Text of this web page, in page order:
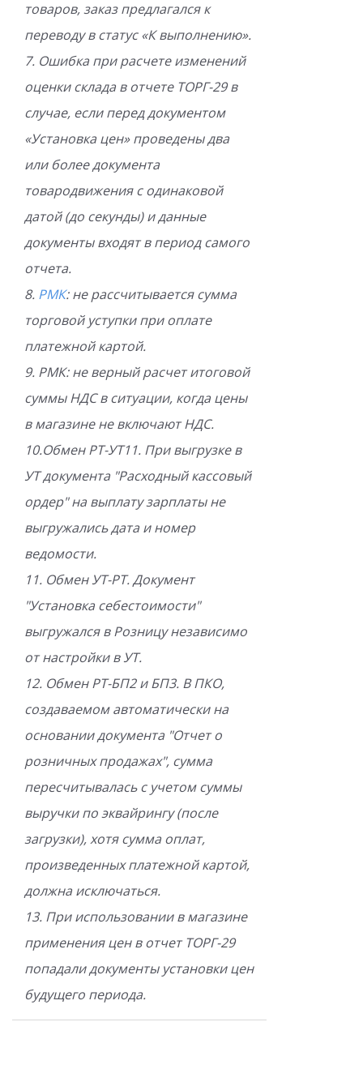
товаров, заказ предлагался к
переводу в статус «К выполнению».
7. Ошибка при расчете изменений
оценки склада в отчете ТОРГ-29 в
случае, если перед документом
«Установка цен» проведены два
или более документа
товародвижения с одинаковой
датой (до секунды) и данные
документы входят в период самого
отчета.
8. РМК: не рассчитывается сумма
торговой уступки при оплате
платежной картой.
9. РМК: не верный расчет итоговой
суммы НДС в ситуации, когда цены
в магазине не включают НДС.
10.Обмен РТ-УТ11. При выгрузке в
УТ документа "Расходный кассовый
ордер" на выплату зарплаты не
выгружались дата и номер
ведомости.
11. Обмен УТ-РТ. Документ
"Установка себестоимости"
выгружался в Розницу независимо
от настройки в УТ.
12. Обмен РТ-БП2 и БП3. В ПКО,
создаваемом автоматически на
основании документа "Отчет о
розничных продажах", сумма
пересчитывалась с учетом суммы
выручки по эквайрингу (после
загрузки), хотя сумма оплат,
произведенных платежной картой,
должна исключаться.
13. При использовании в магазине
применения цен в отчет ТОРГ-29
попадали документы установки цен
будущего периода.